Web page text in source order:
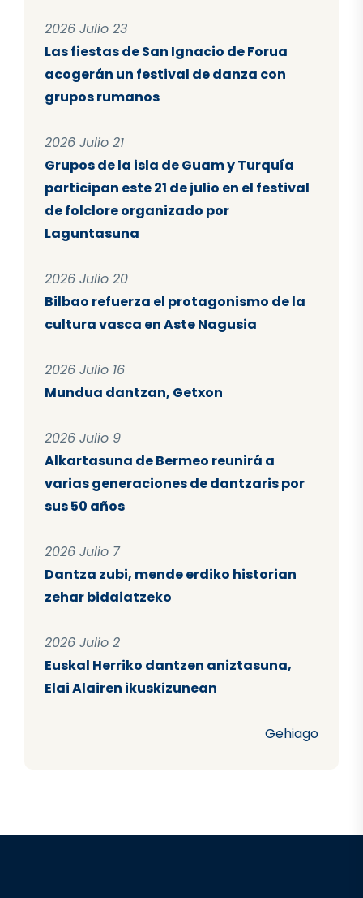
2026 Julio 23
Las fiestas de San Ignacio de Forua
acogerán un festival de danza con
grupos rumanos
2026 Julio 21
Grupos de la isla de Guam y Turquía
participan este 21 de julio en el festival
de folclore organizado por
Laguntasuna
2026 Julio 20
Bilbao refuerza el protagonismo de la
cultura vasca en Aste Nagusia
2026 Julio 16
Mundua dantzan, Getxon
2026 Julio 9
Alkartasuna de Bermeo reunirá a
varias generaciones de dantzaris por
sus 50 años
2026 Julio 7
Dantza zubi, mende erdiko historian
zehar bidaiatzeko
2026 Julio 2
Euskal Herriko dantzen aniztasuna,
Elai Alairen ikuskizunean
Gehiago